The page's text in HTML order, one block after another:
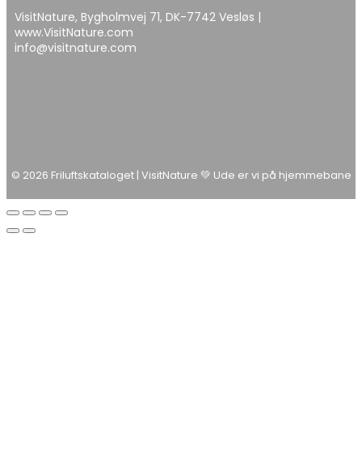
VisitNature, Bygholmvej 71, DK-7742 Vesløs |
www.VisitNature.com
info@visitnature.com
© 2026 Friluftskataloget | VisitNature 💚 Ude er vi på hjemmebane